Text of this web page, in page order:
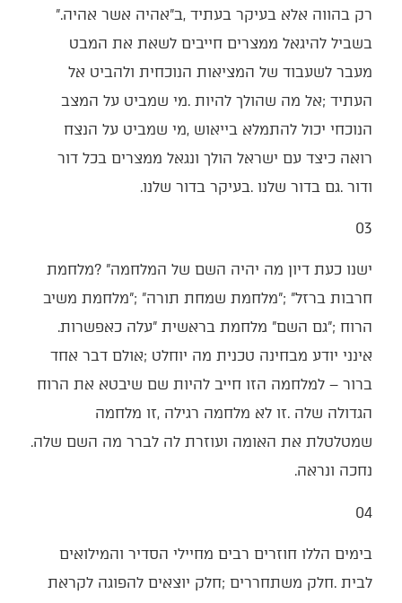
‬רק‭ ‬בהווה‭ ‬אלא‭ ‬בעיקר‭ ‬בעתיד‭, ‬ב‭"‬אהיה‭ ‬אשר‭ ‬אהיה‭".
‬מעבר‭ ‬לשעבוד‭ ‬של‭ ‬המציאות‭ ‬הנוכחית‭ ‬ולהביט‭ ‬אל‭
‬העתיד‭; ‬אל‭ ‬מה‭ ‬שהולך‭ ‬להיות‭. ‬מי‭ ‬שמביט‭ ‬על‭ ‬המצב‭
‬רואה‭ ‬כיצד‭ ‬עם‭ ‬ישראל‭ ‬הולך‭ ‬ונגאל‭ ‬ממצרים‭ ‬בכל‭ ‬דור‭
‬ודור‭. ‬גם‭ ‬בדור‭ ‬שלנו‭. ‬בעיקר‭ ‬בדור‭ ‬שלנו‭.‬
03
ישנו‭ ‬כעת‭ ‬דיון‭ ‬מה‭ ‬יהיה‭ ‬השם‭ ‬של‭ ‬המלחמה‭? "‬מלחמת‭
‬חרבות‭ ‬ברזל‭"; "‬מלחמת‭ ‬שמחת‭ ‬תורה‭"; "‬מלחמת‭ ‬משיב‭
‬הרוח‭"; ‬גם‭ ‬השם‭ "‬מלחמת‭ ‬בראשית‭" ‬עלה‭ ‬כאפשרות‭.
‬אינני‭ ‬יודע‭ ‬מבחינה‭ ‬טכנית‭ ‬מה‭ ‬יוחלט‭; ‬אולם‭ ‬דבר‭ ‬אחד‭
‬שמטלטלת‭ ‬את‭ ‬האומה‭ ‬ועוזרת‭ ‬לה‭ ‬לברר‭ ‬מה‭ ‬השם‭ ‬שלה‭.
‬נחכה‭ ‬ונראה‭.‬
04
בימים‭ ‬הללו‭ ‬חוזרים‭ ‬רבים‭ ‬מחיילי‭ ‬הסדיר‭ ‬והמילואים‭
‬לבית‭. ‬חלק‭ ‬משתחררים‭; ‬חלק‭ ‬יוצאים‭ ‬להפוגה‭ ‬לקראת‭